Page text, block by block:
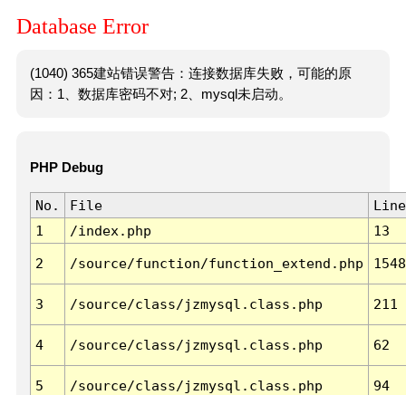
Database Error
(1040) 365建站错误警告：连接数据库失败，可能的原
因：1、数据库密码不对; 2、mysql未启动。
PHP Debug
No. File
Line
1
/index.php 13
2 /source/function/function_extend.php 1548
3 /source/class/jzmysql.class.php 211
4 /source/class/jzmysql.class.php 62
5 /source/class/jzmysql.class.php 94